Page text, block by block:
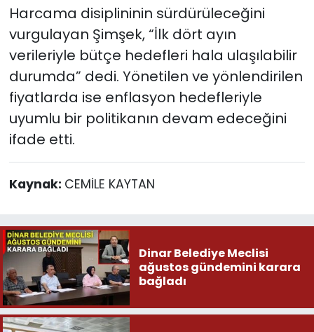
Harcama disiplininin sürdürüleceğini
vurgulayan Şimşek, “İlk dört ayın
verileriyle bütçe hedefleri hala ulaşılabilir
durumda” dedi. Yönetilen ve yönlendirilen
fiyatlarda ise enflasyon hedefleriyle
uyumlu bir politikanın devam edeceğini
ifade etti.
Kaynak: CEMİLE KAYTAN
Dinar Belediye Meclisi
ağustos gündemini karara
bağladı